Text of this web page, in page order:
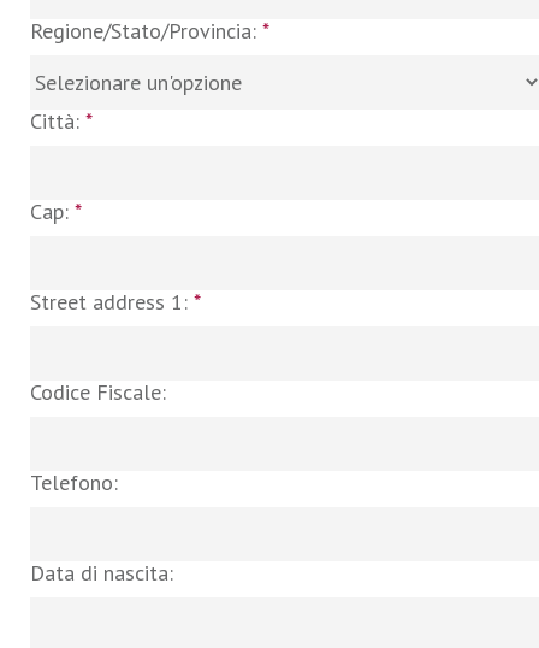
Regione/Stato/Provincia: *
Città: *
Cap: *
Street address 1: *
Codice Fiscale:
Telefono:
Data di nascita: